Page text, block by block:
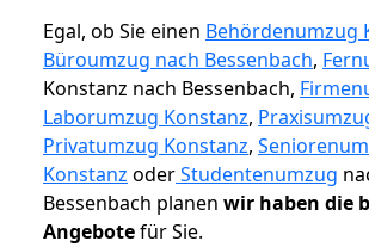
Egal, ob Sie einen Behördenumzug
Büroumzug nach Bessenbach,
Konstanz nach Bessenbach,
Laborumzug Konstanz,
Privatumzug Konstanz,
Konstanz oderStudentenumzug
Bessenbach planen wir haben die
Angebotefür Sie.